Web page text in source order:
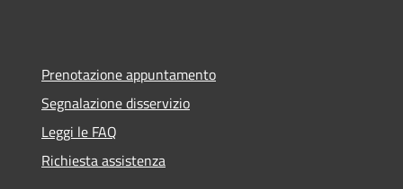
Prenotazione appuntamento
Segnalazione disservizio
Leggi le FAQ
Richiesta assistenza